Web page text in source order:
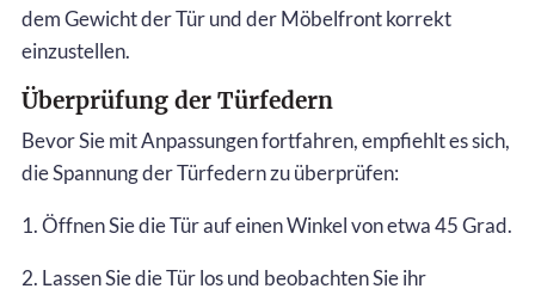
dem Gewicht der Tür und der Möbelfront korrekt
einzustellen.
Überprüfung der Türfedern
Bevor Sie mit Anpassungen fortfahren, empfiehlt es sich,
die Spannung der Türfedern zu überprüfen:
1. Öffnen Sie die Tür auf einen Winkel von etwa 45 Grad.
2. Lassen Sie die Tür los und beobachten Sie ihr